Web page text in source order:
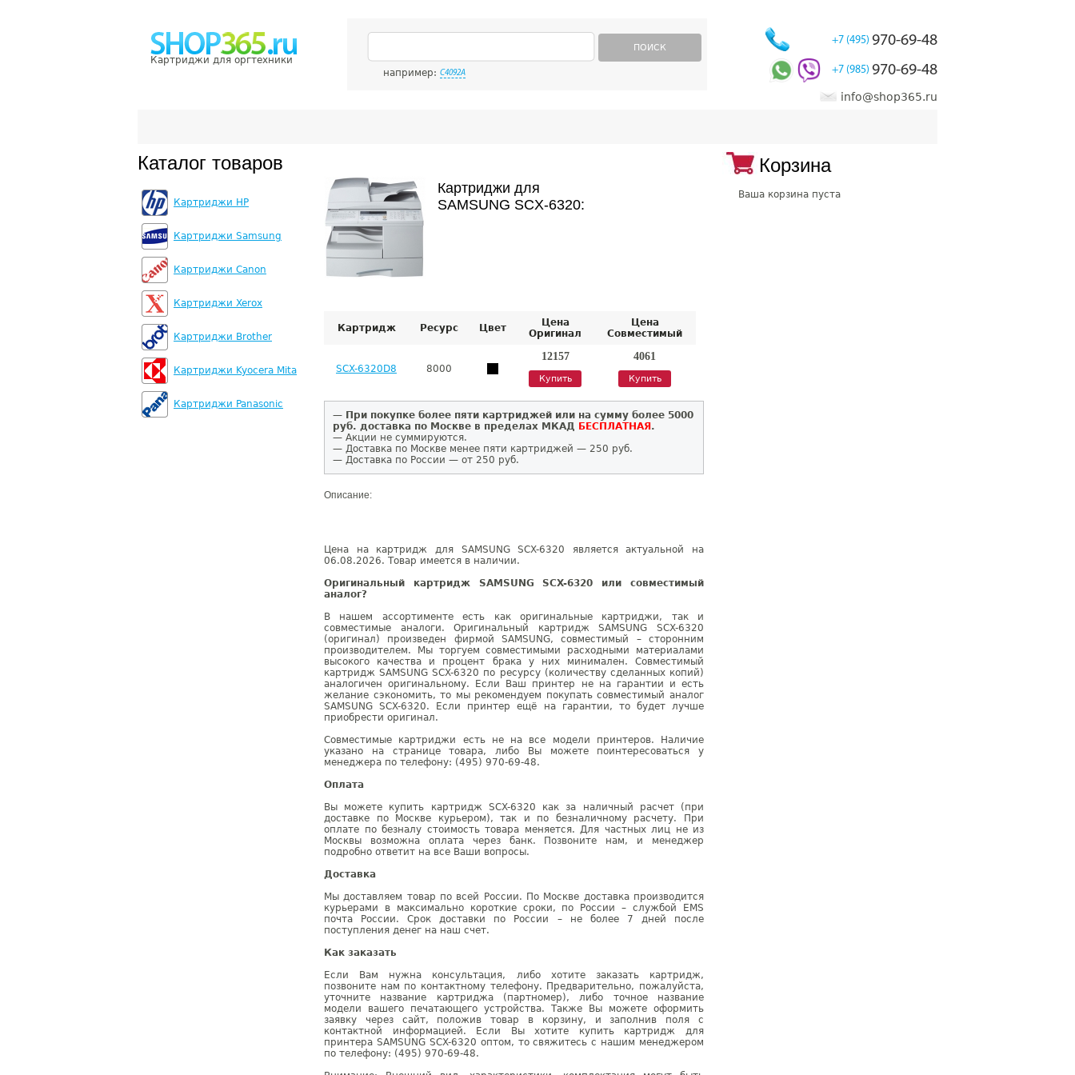
Картриджи для оргтехники
ПОИСК
например: C4092A
+7 (495) 970-69-48
+7 (985) 970-69-48
info@shop365.ru
Каталог товаров
Картриджи HP
Картриджи Samsung
Картриджи Canon
Картриджи Xerox
Картриджи Brother
Картриджи Kyocera Mita
Картриджи Panasonic
Картриджи для
SAMSUNG SCX-6320:
Картридж Ресурс Цвет
Цена
Оригинал
Цена
Совместимый
SCX-6320D8 8000
12157
Купить
4061
Купить
— При покупке более пяти картриджей или на сумму более 5000
руб. доставка по Москве в пределах МКАД БЕСПЛАТНАЯ .
— Акции не суммируются.
— Доставка по Москве менее пяти картриджей — 250 руб.
— Доставка по России — от 250 руб.
Описание:
Цена на картридж для SAMSUNG SCX-6320 является актуальной на
06.08.2026. Товар имеется в наличии.
Оригинальный картридж SAMSUNG SCX-6320 или совместимый
аналог?
В нашем ассортименте есть как оригинальные картриджи, так и
совместимые аналоги. Оригинальный картридж SAMSUNG SCX-6320
(оригинал) произведен фирмой SAMSUNG, совместимый – сторонним
производителем. Мы торгуем совместимыми расходными материалами
высокого качества и процент брака у них минимален. Совместимый
картридж SAMSUNG SCX-6320 по ресурсу (количеству сделанных копий)
аналогичен оригинальному. Если Ваш принтер не на гарантии и есть
желание сэкономить, то мы рекомендуем покупать совместимый аналог
SAMSUNG SCX-6320. Если принтер ещё на гарантии, то будет лучше
приобрести оригинал.
Совместимые картриджи есть не на все модели принтеров. Наличие
указано на странице товара, либо Вы можете поинтересоваться у
менеджера по телефону: (495) 970-69-48.
Оплата
Вы можете купить картридж SCX-6320 как за наличный расчет (при
доставке по Москве курьером), так и по безналичному расчету. При
оплате по безналу стоимость товара меняется. Для частных лиц не из
Москвы возможна оплата через банк. Позвоните нам, и менеджер
подробно ответит на все Ваши вопросы.
Доставка
Мы доставляем товар по всей России. По Москве доставка производится
курьерами в максимально короткие сроки, по России – службой EMS
почта России. Срок доставки по России – не более 7 дней после
поступления денег на наш счет.
Как заказать
Если Вам нужна консультация, либо хотите заказать картридж,
позвоните нам по контактному телефону. Предварительно, пожалуйста,
уточните название картриджа (партномер), либо точное название
модели вашего печатающего устройства. Также Вы можете оформить
заявку через сайт, положив товар в корзину, и заполнив поля с
контактной информацией. Если Вы хотите купить картридж для
принтера SAMSUNG SCX-6320 оптом, то свяжитесь с нашим менеджером
по телефону: (495) 970-69-48.
Корзина
Ваша корзина пуста